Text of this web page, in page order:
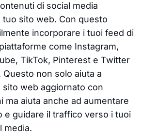
di social media
sito web. Con questo
incorporare i tuoi feed di
come Instagram,
TikTok, Pinterest e Twitter
non solo aiuta a
web aggiornato con
ma aiuta anche ad aumentare
e guidare il traffico verso i tuoi
media.